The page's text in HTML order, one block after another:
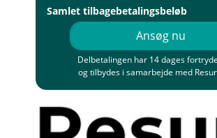
Samlet tilbagebetalingsbeløb
Ansøg nu
Delbetalingen har 14 dages
og tilbydes i samarbejde med